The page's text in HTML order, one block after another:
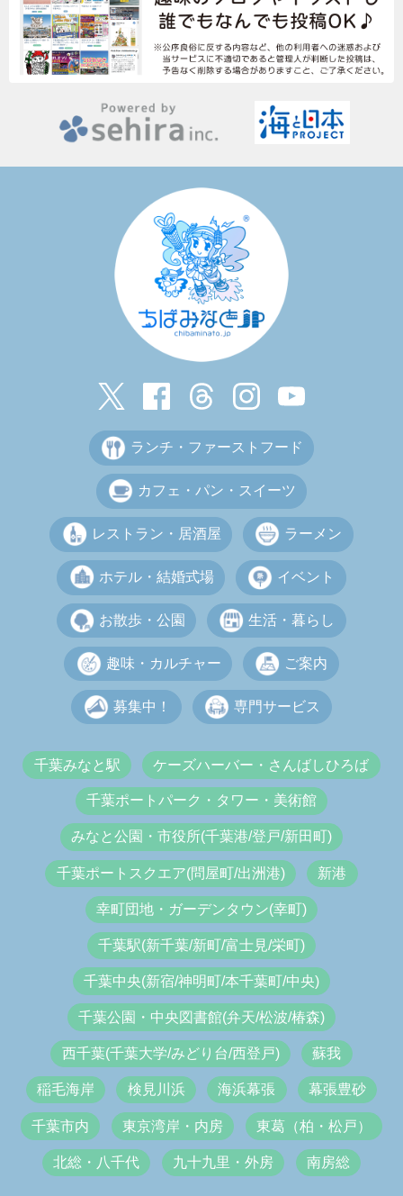
ランチ・ファーストフード
カフェ・パン・スイーツ
レストラン・居酒屋 ラーメン
ホテル・結婚式場 イベント
お散歩・公園 生活・暮らし
趣味・カルチャー ご案内
募集中！ 専門サービス
千葉みなと駅 ケーズハーバー・さんばしひろば
千葉ポートパーク・タワー・美術館
みなと公園・市役所(千葉港/登戸/新田町)
千葉ポートスクエア(問屋町/出洲港) 新港
幸町団地・ガーデンタウン(幸町)
千葉駅(新千葉/新町/富士見/栄町)
千葉中央(新宿/神明町/本千葉町/中央)
千葉公園・中央図書館(弁天/松波/椿森)
西千葉(千葉大学/みどり台/西登戸) 蘇我
稲毛海岸 検見川浜 海浜幕張 幕張豊砂
千葉市内 東京湾岸・内房 東葛（柏・松戸）
北総・八千代 九十九里・外房 南房総